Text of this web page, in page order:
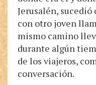
Jerusalén,
con otro joven
mismo camino
durante algún
de los viajeros,
conversación.